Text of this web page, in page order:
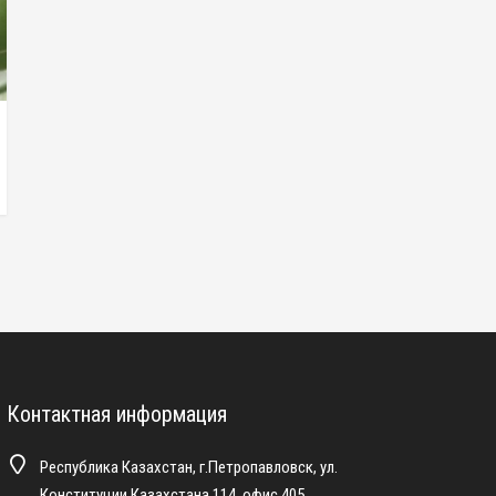
Контактная информация
Республика Казахстан, г.Петропавловск, ул.